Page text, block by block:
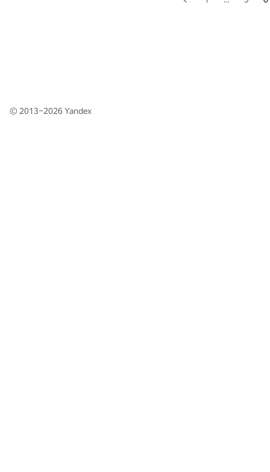
© 2013–2026Yandex